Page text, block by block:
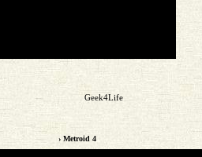
Geek4Life
› Metroid 4